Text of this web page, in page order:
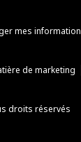
mes
de marketing
droits réservés